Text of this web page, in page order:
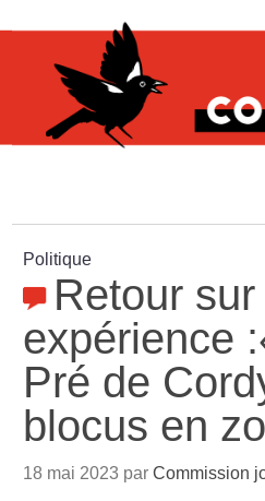
Politique
Retour sur
expérience
Pré de
blocus en
18 mai 2023 parCommission